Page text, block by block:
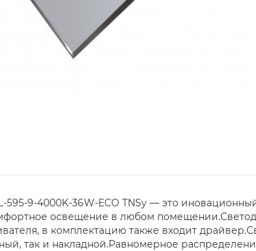
595-9-4000K-36W-ECO TNSy — это
освещение в любом
в комплектацию также входит
так и накладной.Равномерное